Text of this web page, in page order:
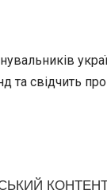
та свідчить